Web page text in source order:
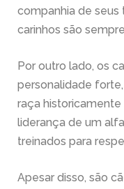
companhia de
carinhos são
Por outro lado, os
personalidade
raça
liderança de um
treinados para
Apesar disso, são